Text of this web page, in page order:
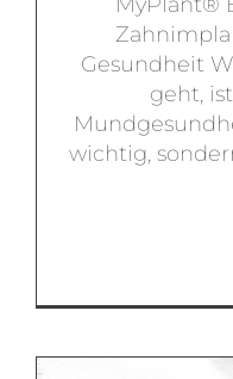
Gesundheit
geht,
wichtig,